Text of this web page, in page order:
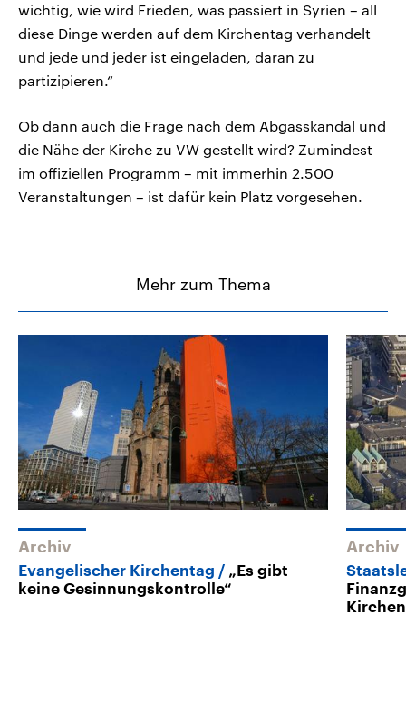
wichtig, wie wird Frieden, was passiert in Syrien – all
diese Dinge werden auf dem Kirchentag verhandelt
und jede und jeder ist eingeladen, daran zu
partizipieren.“
Ob dann auch die Frage nach dem Abgasskandal und
die Nähe der Kirche zu VW gestellt wird? Zumindest
im offiziellen Programm – mit immerhin 2.500
Veranstaltungen – ist dafür kein Platz vorgesehen.
Mehr zum Thema
Archiv
Evangelischer Kirchentag
„Es gibt
keine Gesinnungskontrolle“
Archiv
Kirchen